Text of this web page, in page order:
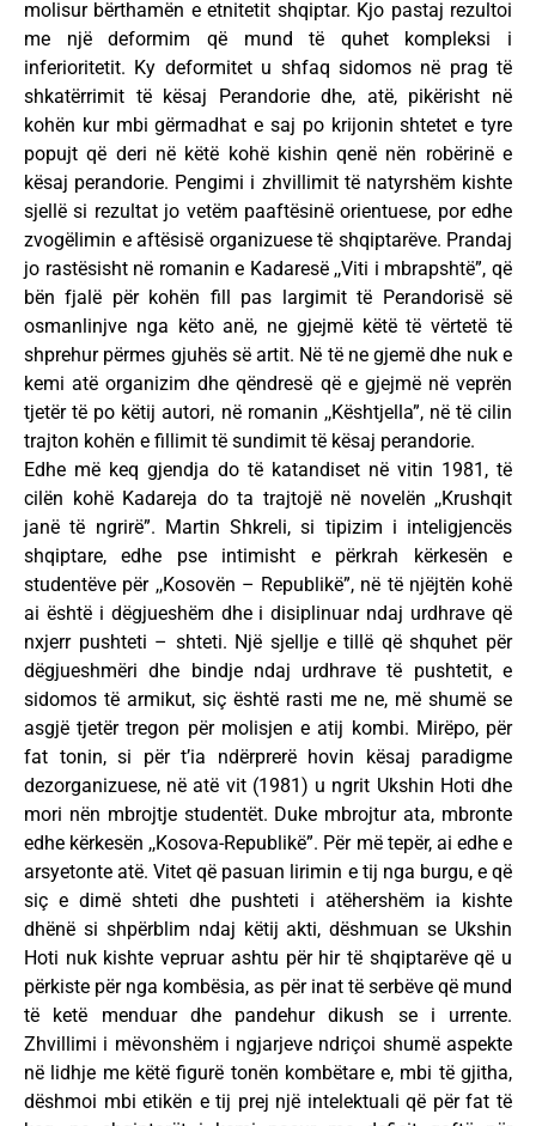
molisur bërthamën e etnitetit shqiptar. Kjo pastaj rezultoi
me një deformim që mund të quhet kompleksi i
inferioritetit. Ky deformitet u shfaq sidomos në prag të
shkatërrimit të kësaj Perandorie dhe, atë, pikërisht në
kohën kur mbi gërmadhat e saj po krijonin shtetet e tyre
popujt që deri në këtë kohë kishin qenë nën robërinë e
kësaj perandorie. Pengimi i zhvillimit të natyrshëm kishte
sjellë si rezultat jo vetëm paaftësinë orientuese, por edhe
zvogëlimin e aftësisë organizuese të shqiptarëve. Prandaj
jo rastësisht në romanin e Kadaresë ,,Viti i mbrapshtë”, që
bën fjalë për kohën fill pas largimit të Perandorisë së
osmanlinjve nga këto anë, ne gjejmë këtë të vërtetë të
shprehur përmes gjuhës së artit. Në të ne gjemë dhe nuk e
kemi atë organizim dhe qëndresë që e gjejmë në veprën
tjetër të po këtij autori, në romanin ,,Kështjella”, në të cilin
trajton kohën e fillimit të sundimit të kësaj perandorie.
Edhe më keq gjendja do të katandiset në vitin 1981, të
cilën kohë Kadareja do ta trajtojë në novelën ,,Krushqit
janë të ngrirë”. Martin Shkreli, si tipizim i inteligjencës
shqiptare, edhe pse intimisht e përkrah kërkesën e
studentëve për ,,Kosovën – Republikë”, në të njëjtën kohë
ai është i dëgjueshëm dhe i disiplinuar ndaj urdhrave që
nxjerr pushteti – shteti. Një sjellje e tillë që shquhet për
dëgjueshmëri dhe bindje ndaj urdhrave të pushtetit, e
sidomos të armikut, siç është rasti me ne, më shumë se
asgjë tjetër tregon për molisjen e atij kombi. Mirëpo, për
fat tonin, si për t’ia ndërprerë hovin kësaj paradigme
dezorganizuese, në atë vit (1981) u ngrit Ukshin Hoti dhe
mori nën mbrojtje studentët. Duke mbrojtur ata, mbronte
edhe kërkesën ,,Kosova-Republikë”. Për më tepër, ai edhe e
arsyetonte atë. Vitet që pasuan lirimin e tij nga burgu, e që
siç e dimë shteti dhe pushteti i atëhershëm ia kishte
dhënë si shpërblim ndaj këtij akti, dëshmuan se Ukshin
Hoti nuk kishte vepruar ashtu për hir të shqiptarëve që u
përkiste për nga kombësia, as për inat të serbëve që mund
të ketë menduar dhe pandehur dikush se i urrente.
Zhvillimi i mëvonshëm i ngjarjeve ndriçoi shumë aspekte
në lidhje me këtë figurë tonën kombëtare e, mbi të gjitha,
dëshmoi mbi etikën e tij prej një intelektuali që për fat të